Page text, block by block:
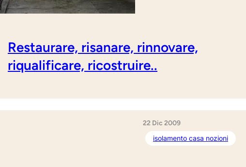
Restaurare, risanare, rinnovare,
riqualificare, ricostruire..
22 Dic 2009
isolamento casa nozioni